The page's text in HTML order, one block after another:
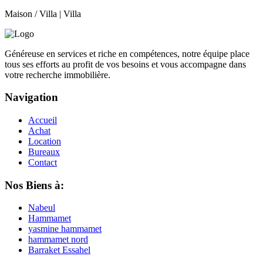
Maison / Villa | Villa
Généreuse en services et riche en compétences, notre équipe place
tous ses efforts au profit de vos besoins et vous accompagne dans
votre recherche immobilière.
Navigation
Accueil
Achat
Location
Bureaux
Contact
Nos Biens à:
Nabeul
Hammamet
yasmine hammamet
hammamet nord
Barraket Essahel